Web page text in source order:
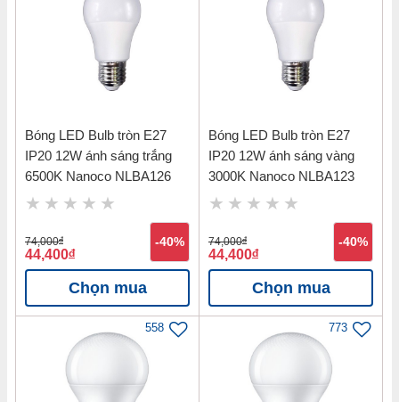
12W âm trần ánh sáng trung tính DN 2G
Panasonic NNV70042WE1A
Loại sản phẩm: Đèn led downlight âm trần DN 2G
Điện áp: 220 – 240V
Công suất: 12W
Quang thông: 960lm
Ánh sáng: Trung tính – 4000K
Chỉ số hoàn màu: CRI 80
Tuổi thọ đèn: 20.000h
Bóng LED Bulb tròn E27
IP20 12W ánh sáng trắng
6500K Nanoco NLBA126
74,000đ
44,400đ
-40%
Chọn mua
Bóng LED Bulb tròn E27
IP20 12W ánh sáng vàng
3000K Nanoco NLBA123
74,000đ
44,400đ
-40%
Chọn mua
558 773